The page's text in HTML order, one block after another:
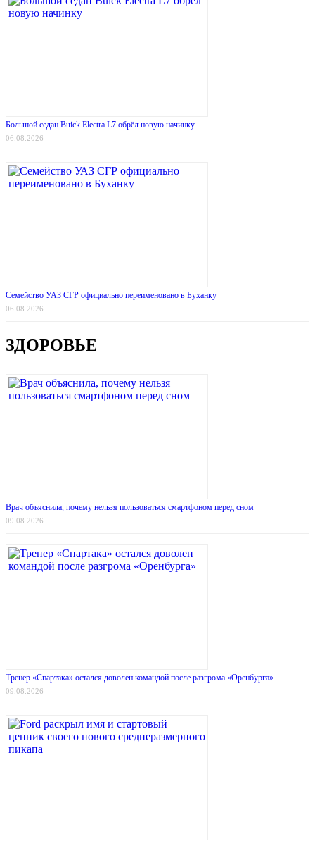
Большой седан Buick Electra L7 обрёл новую начинку
06.08.2026
Семейство УАЗ СГР официально переименовано в Буханку
06.08.2026
ЗДОРОВЬЕ
Врач объяснила, почему нельзя пользоваться смартфоном перед сном
09.08.2026
Тренер «Спартака» остался доволен командой после разгрома «Оренбурга»
09.08.2026